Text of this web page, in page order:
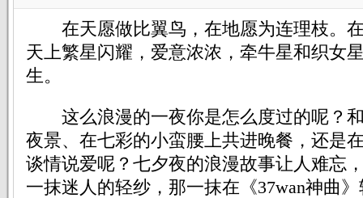
在天愿做比翼鸟，在地愿为连理枝。
天上繁星闪耀，爱意浓浓，牵牛星和织女
生。
这么浪漫的一夜你是怎么度过的呢？
夜景、在七彩的小蛮腰上共进晚餐，还是
谈情说爱呢？七夕夜的浪漫故事让人难忘
一抹迷人的轻纱，那一抹在《37wan神曲